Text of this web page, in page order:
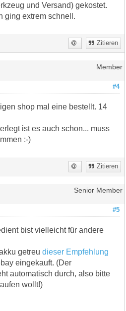
und Versand) gekostet.
ging extrem schnell.
Zitieren
Member
#4
shop mal eine bestellt. 14
ist es auch schon... muss
:-)
Zitieren
Senior Member
#5
bist vielleicht für andere
getreudieser Empfehlung
eingekauft. (Der
automatisch durch, also bitte
wollt!)